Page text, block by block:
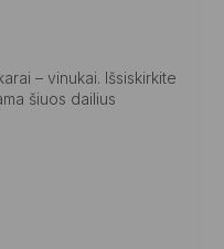
– vinukai. Išsiskirkite
šiuos dailius